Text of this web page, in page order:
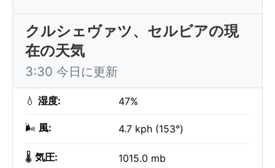
クルシェヴァツ、セルビアの現
在の天気
3:30 今日に更新
💧 湿度: 47%
🌬️ 風: 4.7 kph (153°)
🌡️ 気圧: 1015.0 mb